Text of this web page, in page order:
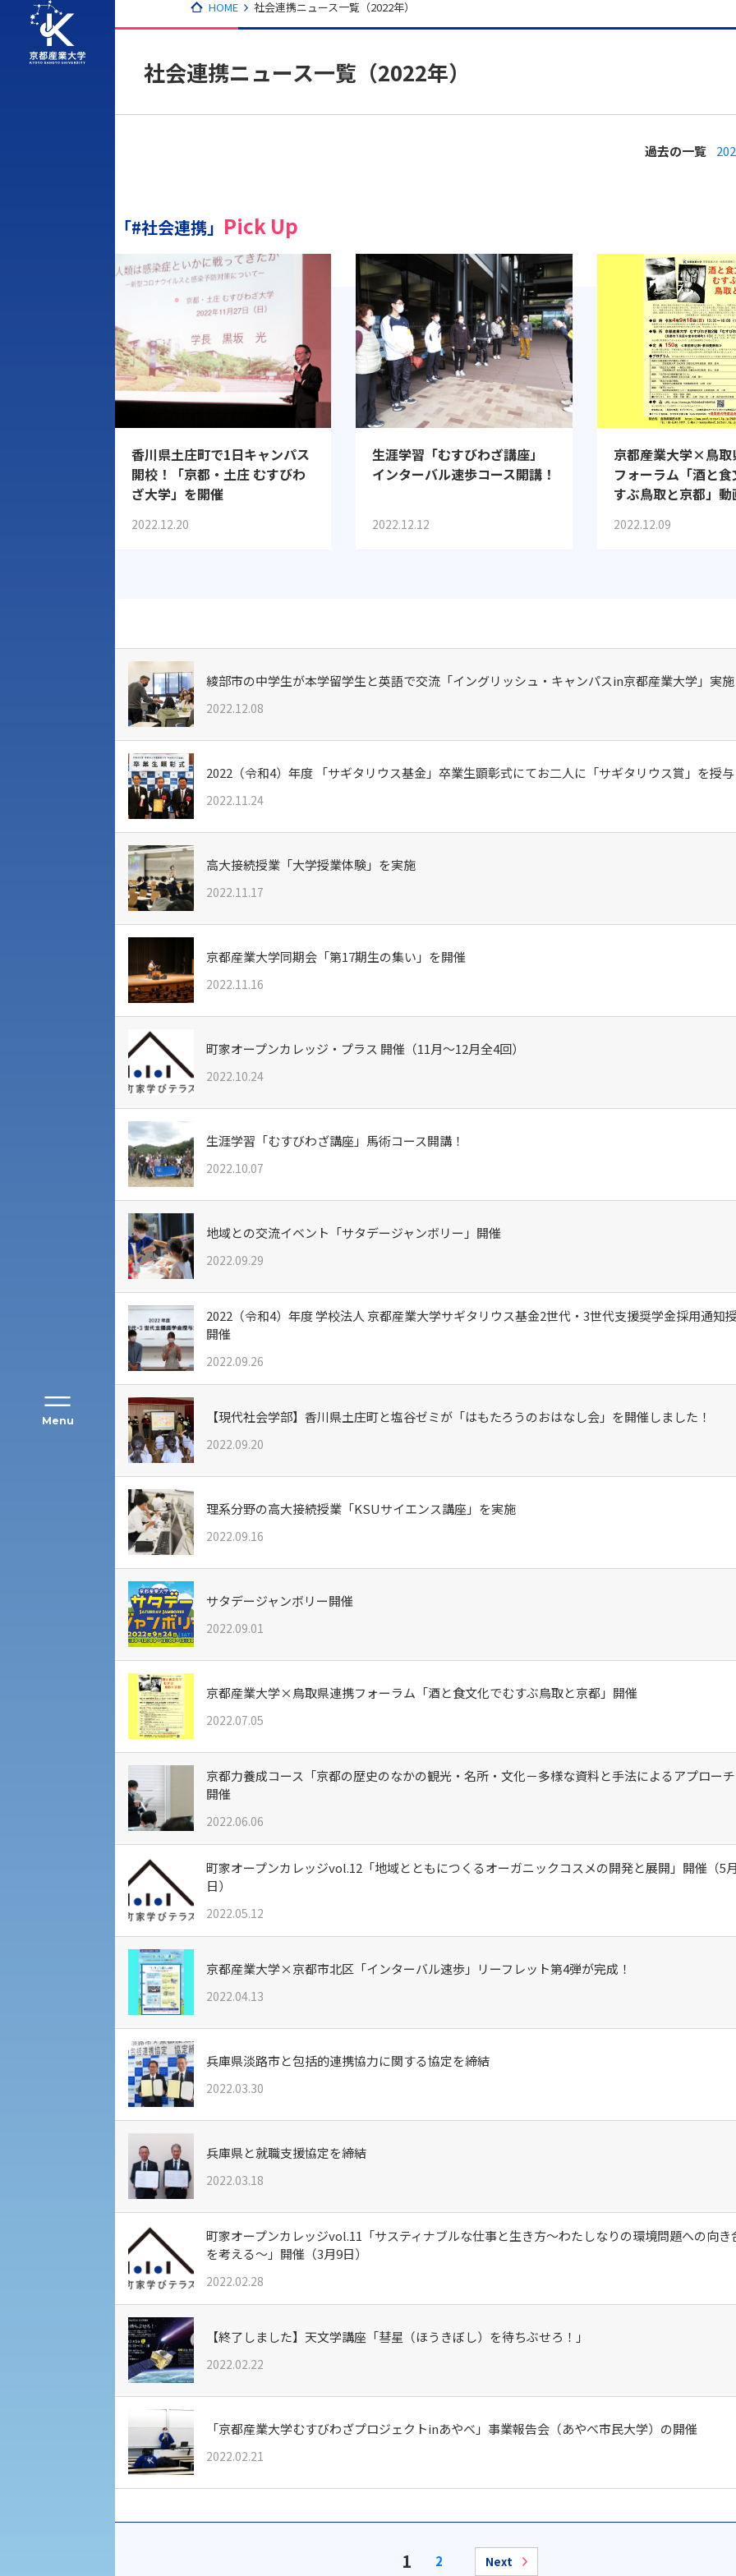
Menu
アクセス 資料請求 お問い合わせ
一般選抜入試［中期日程］
共通テスト利用入試[前期][後期]
専門学科等対象公募推薦入試
入学試験要項・出願書類
修学支援制度の申請手続き
科目等履修生・聴講生募集
キャンパス・施設の見学について
障害学生教育支援センター
KSU-EAP（正課外活動プログラム）
社会安全・警察学研究所
生態系サービス研究センター
の方へ 学外機関向け
京都産業大学 × SDGs
HOME 社会連携ニュース一覧（2022年）
社会連携ニュース一覧（2022年）
過去の一覧
「#社会連携」 Pick Up
香川県土庄町で1日キャンパス
開校！「京都・土庄 むすびわ
ざ大学」を開催
2022.12.20
生涯学習「むすびわざ講座」
インターバル速歩コース開講！
2022.12.12
京都産業大学×鳥取
フォーラム「酒と
すぶ鳥取と京都」
2022.12.09
綾部市の中学生が本学留学生と英語で交流「イングリッシュ・キャンパスin京都産業大学」実施
2022.12.08
2022（令和4）年度 「サギタリウス基金」卒業生顕彰式にてお二人に「サギタリウス賞」を授与
2022.11.24
高大接続授業「大学授業体験」を実施
2022.11.17
京都産業大学同期会「第17期生の集い」を開催
2022.11.16
町家オープンカレッジ・プラス 開催（11月～12月全4回）
2022.10.24
生涯学習「むすびわざ講座」馬術コース開講！
2022.10.07
地域との交流イベント「サタデージャンボリー」開催
2022.09.29
2022（令和4）年度 学校法人 京都産業大学サギタリウス基金2世代・3世代支援奨学金採用通知
開催
2022.09.26
【現代社会学部】香川県土庄町と塩谷ゼミが「はもたろうのおはなし会」を開催しました！
2022.09.20
理系分野の高大接続授業「KSUサイエンス講座」を実施
2022.09.16
サタデージャンボリー開催
2022.09.01
京都産業大学×鳥取県連携フォーラム「酒と食文化でむすぶ鳥取と京都」開催
2022.07.05
京都力養成コース「京都の歴史のなかの観光・名所・文化－多様な資料と手法によるアプロー
開催
2022.06.06
町家オープンカレッジvol.12「地域とともにつくるオーガニックコスメの開発と展開」開催（5
日）
2022.05.12
京都産業大学×京都市北区「インターバル速歩」リーフレット第4弾が完成！
2022.04.13
兵庫県淡路市と包括的連携協力に関する協定を締結
2022.03.30
兵庫県と就職支援協定を締結
2022.03.18
町家オープンカレッジvol.11「サスティナブルな仕事と生き方～わたしなりの環境問題への向き
を考える～」開催（3月9日）
2022.02.28
【終了しました】天文学講座「彗星（ほうきぼし）を待ちぶせろ！」
2022.02.22
「京都産業大学むすびわざプロジェクトinあやべ」事業報告会（あやべ市民大学）の開催
2022.02.21
1 2 Next